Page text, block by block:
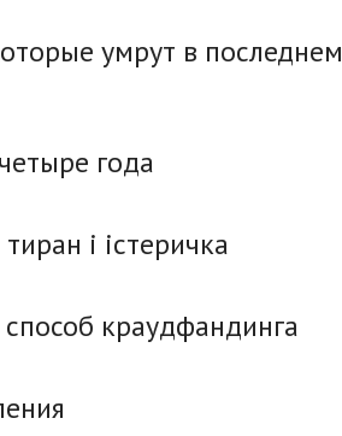
умрут в последнем
года
і істеричка
краудфандинга